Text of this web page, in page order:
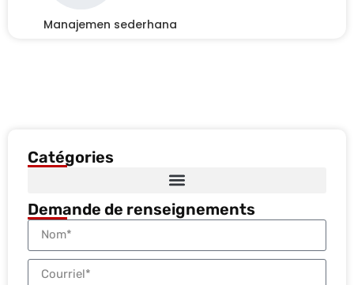
Manajemen sederhana
Catégories
Demande de renseignements